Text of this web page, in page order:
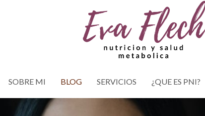
SOBRE MI BLOG SERVICIOS ¿QUE ES PNI?